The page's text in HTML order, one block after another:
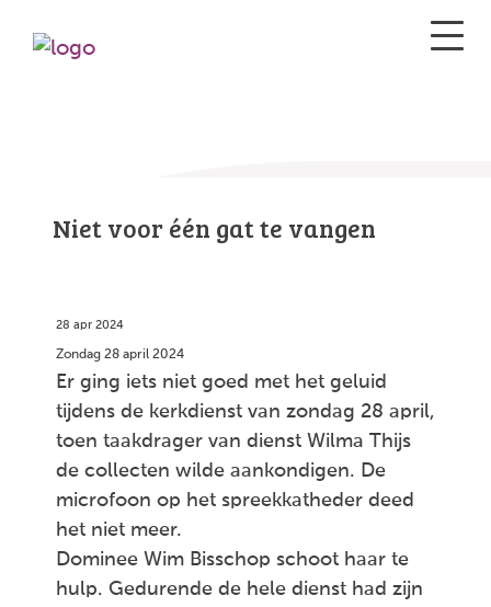
Niet voor één gat te vangen
28 apr 2024
Zondag 28 april 2024
Er ging iets niet goed met het geluid
tijdens de kerkdienst van zondag 28 april,
toen taakdrager van dienst Wilma Thijs
de collecten wilde aankondigen. De
microfoon op het spreekkatheder deed
het niet meer.
Dominee Wim Bisschop schoot haar te
hulp. Gedurende de hele dienst had zijn